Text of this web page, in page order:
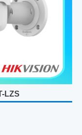
LZS